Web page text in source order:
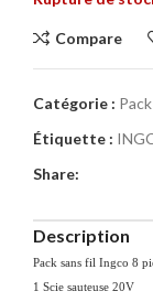
Compare
Catégorie : Pack
Étiquette :
Share:
Description
Pack sans fil Ingco 8
1 Scie sauteuse 20V